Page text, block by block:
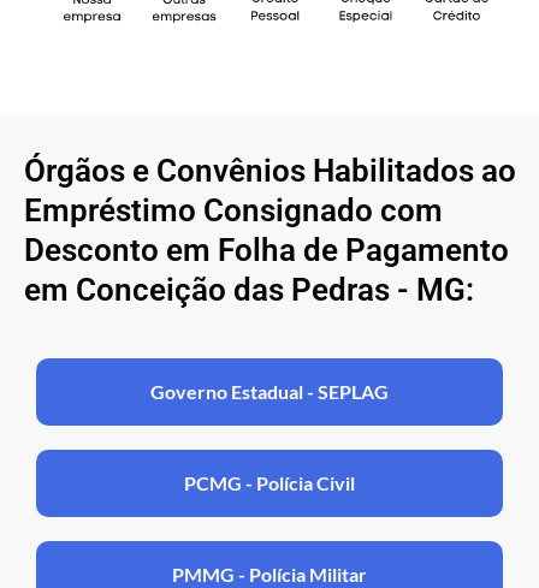
Órgãos e Convênios Habilitados ao
Empréstimo Consignado com
Desconto em Folha de Pagamento
em Conceição das Pedras - MG:
Governo Estadual - SEPLAG
PCMG - Polícia Civil
PMMG - Polícia Militar